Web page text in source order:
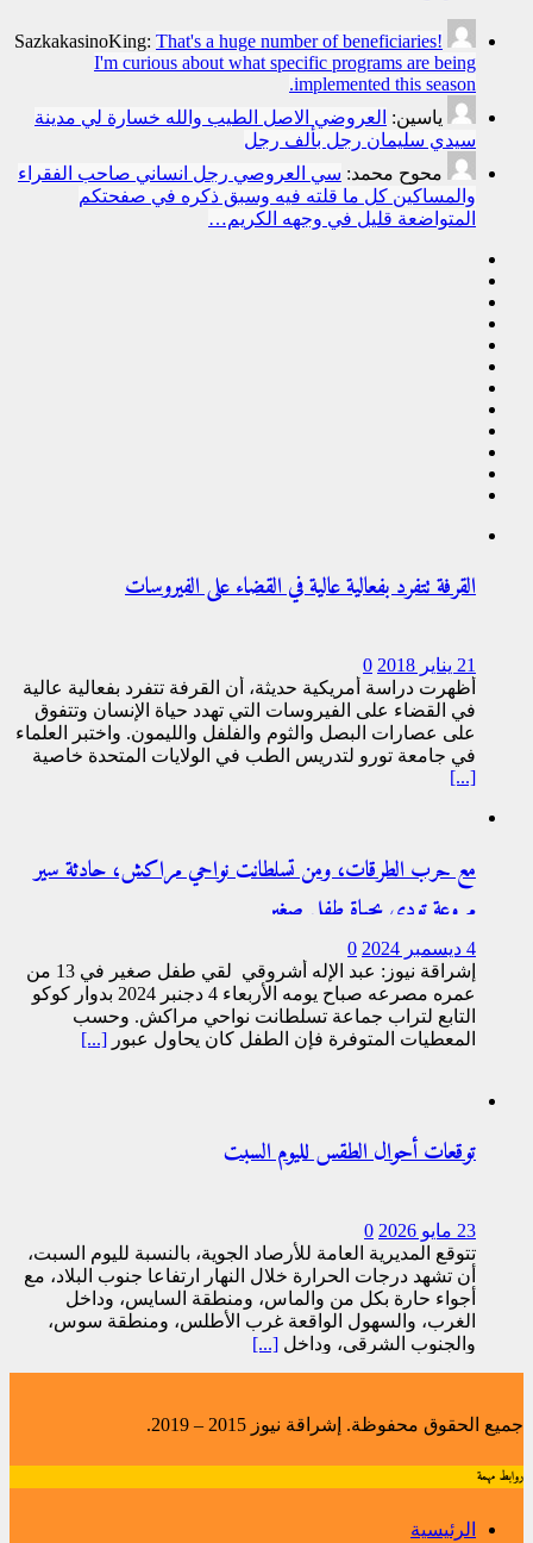
SazkakasinoKing: That's a huge number of beneficiaries!
I'm curious about what specific programs are being
implemented this season.
ياسين: العروضي الاصل الطيب والله خسارة لي مدينة
سيدي سليمان رجل بألف رجل
محوح محمد: سي العروصي رجل انساني صاحب الفقراء
والمساكين كل ما قلته فيه وسبق ذكره في صفحتكم
المتواضعة قليل في وجهه الكريم…
القرفة تتفرد بفعالية عالية في القضاء على الفيروسات
21 يناير 2018
0
أظهرت دراسة أمريكية حديثة، أن القرفة تتفرد بفعالية عالية
في القضاء على الفيروسات التي تهدد حياة الإنسان وتتفوق
على عصارات البصل والثوم والفلفل والليمون. واختبر العلماء
في جامعة تورو لتدريس الطب في الولايات المتحدة خاصية
[...]
مع حرب الطرقات، ومن تسلطانت نواحي مراكش، حادثة سير
مروعة تودي بحياة طفل صغير
4 ديسمبر 2024
0
إشراقة نيوز: عبد الإله أشروقي لقي طفل صغير في 13 من
عمره مصرعه صباح يومه الأربعاء 4 دجنبر 2024 بدوار كوكو
التابع لتراب جماعة تسلطانت نواحي مراكش. وحسب
المعطيات المتوفرة فإن الطفل كان يحاول عبور [...]
توقعات أحوال الطقس لليوم السبت
23 مايو 2026
0
تتوقع المديرية العامة للأرصاد الجوية، بالنسبة لليوم السبت،
أن تشهد درجات الحرارة خلال النهار ارتفاعا جنوب البلاد، مع
أجواء حارة بكل من والماس، ومنطقة السايس، وداخل
الغرب، والسهول الواقعة غرب الأطلس، ومنطقة سوس،
والجنوب الشرقي، وداخل [...]
جميع الحقوق محفوظة. إشراقة نيوز 2015 – 2019.
روابط مهمة
الرئيسية